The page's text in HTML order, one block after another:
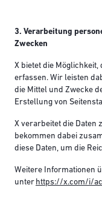
3. Verarbeitung
Zwecken
X bietet die
erfassen. Wir leisten
die Mittel und Zwecke
Erstellung von
X verarbeitet die Daten
bekommen dabei
diese Daten, um die
Weitere Informationen
unter https://x.com/i/